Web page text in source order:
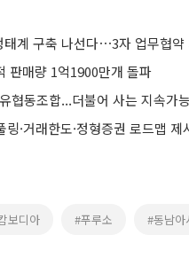
계 구축 나선다⋯3자 업무협약
판매량 1억1900만개 돌파
협동조합...더불어 사는 지속가
·거래한도·정형증권 로드맵 제
보디아 #푸루소 #동남아